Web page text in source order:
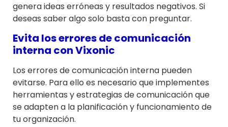
genera ideas erróneas y resultados negativos. Si
deseas saber algo solo basta con preguntar.
Evita los errores de comunicación
interna con Vixonic
Los errores de comunicación interna pueden
evitarse. Para ello es necesario que implementes
herramientas y estrategias de comunicación que
se adapten a la planificación y funcionamiento de
tu organización.